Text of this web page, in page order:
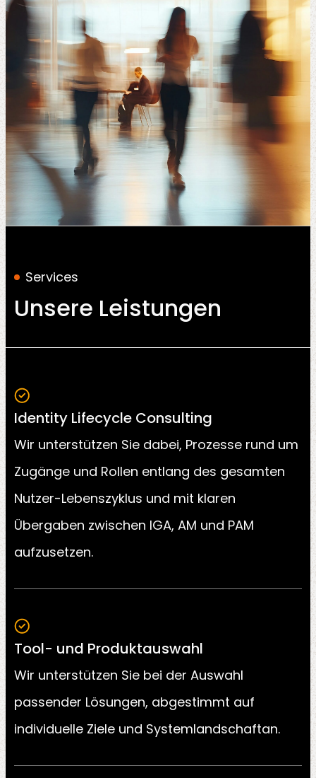
Services
Unsere Leistungen
Identity Lifecycle Consulting
Wir unterstützen Sie dabei, Prozesse rund um
Zugänge und Rollen entlang des gesamten
Nutzer-Lebenszyklus und mit klaren
Übergaben zwischen IGA, AM und PAM
aufzusetzen.
Tool- und Produktauswahl
Wir unterstützen Sie bei der Auswahl
passender Lösungen, abgestimmt auf
individuelle Ziele und Systemlandschaftan.